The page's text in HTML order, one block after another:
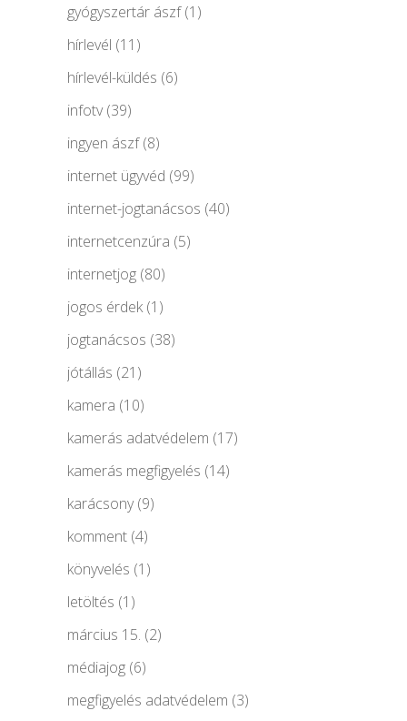
gyógyszertár ászf(1)
hírlevél (11)
hírlevél-küldés (6)
infotv(39)
ingyen ászf(8)
internet ügyvéd (99)
internet-jogtanácsos (40)
internetcenzúra (5)
internetjog (80)
jogos érdek(1)
jogtanácsos (38)
jótállás (21)
kamera (10)
kamerás adatvédelem (17)
kamerás megfigyelés (14)
karácsony(9)
komment (4)
könyvelés (1)
letöltés (1)
március 15. (2)
médiajog (6)
megfigyelés adatvédelem (3)